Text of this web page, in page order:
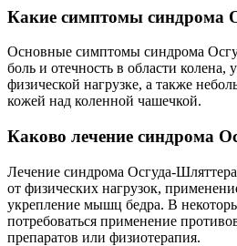
Какие симптомы синдрома
Основные симптомы синдрома
боль и отечность в области
физической нагрузке, а также
кожей над коленной чашечкой.
Каково лечение синдрома
Лечение синдрома Осгуда-
от физических нагрузок,
укрепление мышц бедра. В
потребоваться применение
препаратов или физиотерапия.